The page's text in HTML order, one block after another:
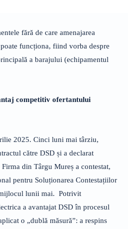
fără de care amenajarea
funcționa, fiind vorba despre
a barajului (echipamentul
competitiv ofertantului
2025. Cinci luni mai târziu,
către DSD și a declarat
din Târgu Mureș a contestat,
pentru Soluționarea Contestațiilor
lunii mai. Potrivit
a avantajat DSD în procesul
o „dublă măsură”: a respins